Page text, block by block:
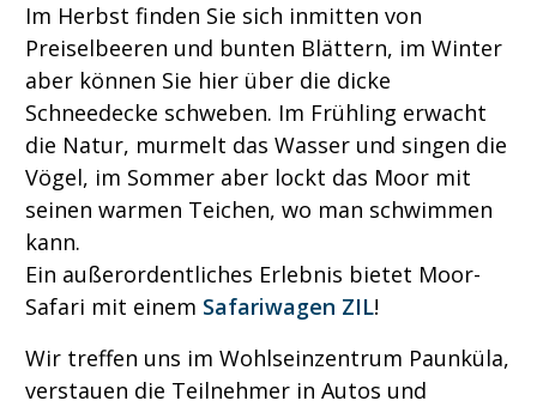
Im Herbst finden Sie sich inmitten von
Preiselbeeren und bunten Blättern, im Winter
aber können Sie hier über die dicke
Schneedecke schweben. Im Frühling erwacht
die Natur, murmelt das Wasser und singen die
Vögel, im Sommer aber lockt das Moor mit
seinen warmen Teichen, wo man schwimmen
kann.
Ein außerordentliches Erlebnis bietet Moor-
Safari mit einem Safariwagen ZIL!
Wir treffen uns im Wohlseinzentrum Paunküla,
verstauen die Teilnehmer in Autos und